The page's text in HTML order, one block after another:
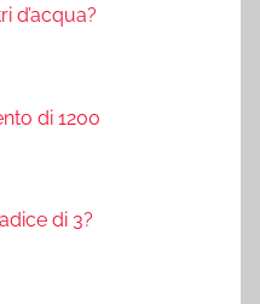
d’acqua?
di 1200
di 3?